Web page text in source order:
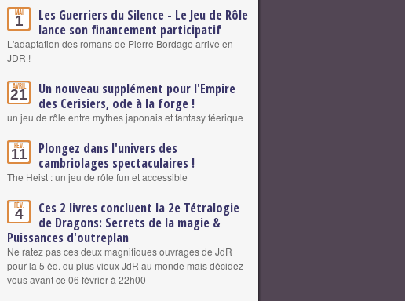
Mai
1
Les Guerriers du Silence - Le Jeu de Rôle
lance son financement participatif
L'adaptation des romans de Pierre Bordage arrive en
JDR !
Avril
21
Un nouveau supplément pour l'Empire
des Cerisiers, ode à la forge !
un jeu de rôle entre mythes japonais et fantasy féerique
Fév.
11
Plongez dans l'univers des
cambriolages spectaculaires !
The Heist : un jeu de rôle fun et accessible
Fév.
4
Ces 2 livres concluent la 2e Tétralogie
de Dragons: Secrets de la magie &
Puissances d'outreplan
Ne ratez pas ces deux magnifiques ouvrages de JdR
pour la 5 éd. du plus vieux JdR au monde mais décidez
vous avant ce 06 février à 22h00